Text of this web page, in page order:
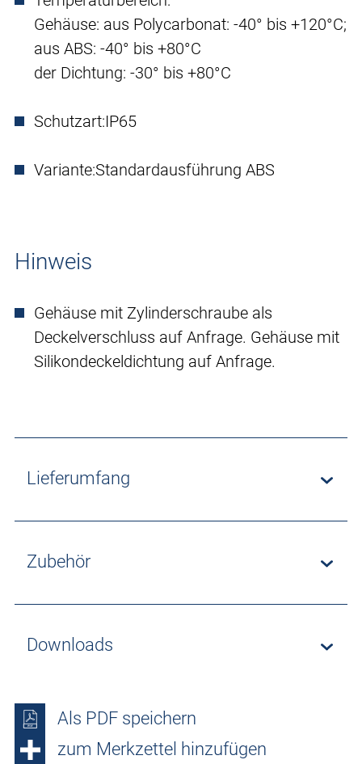
Gehäuse: aus Polycarbonat: -40° bis +120°C;
aus ABS: -40° bis +80°C
der Dichtung: -30° bis +80°C
Schutzart:IP65
Variante:Standardausführung ABS
Hinweis
Gehäuse mit Zylinderschraube als
Deckelverschluss auf Anfrage. Gehäuse mit
Silikondeckeldichtung auf Anfrage.
Lieferumfang
Zubehör
Downloads
Als PDF speichern
zum Merkzettel hinzufügen